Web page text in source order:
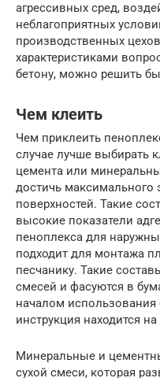
агрессивных сред,
неблагоприятных
производственных
характеристиками
бетону, можно решить
Чем клеить
Чем приклеить
случае лучше выбирать
цемента или
достичь максимального
поверхностей. Такие
высокие показатели
пеноплекса для
подходит для монтажа
песчанику. Такие
смесей и фасуются в
началом
инструкция находится
Минеральные и
сухой смеси, которая